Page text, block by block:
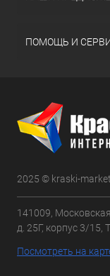
ПОМОЩЬ И
2025 © kraski-
141009,
д. 25Г, корпус 3/15,
Посмотреть на